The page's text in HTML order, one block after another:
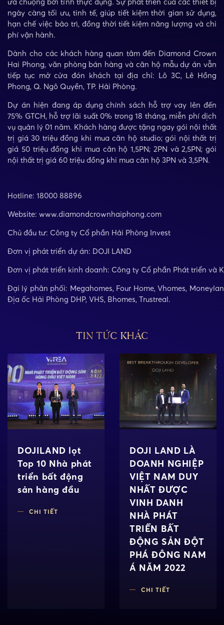
ngày càng tối ưu, tinh tế, giúp tiết kiệm thời gian sử dụng,
hạn chế việc bảo trì, đồng thời tiết kiệm năng lượng và chi
phí vận hành.
Dành cho các khách hàng quan tâm đến Diamond Crown
Hai Phong, văn phòng bán hàng và căn hộ mẫu dự án vẫn
tiếp tục mở cửa đón khách tại địa chỉ: Lô 3C, Lê Hồng
Phong, Q. Ngô Quyền, TP. Hải Phòng.
Dự án hiện đang áp dụng chính sách hỗ trợ vay lên đến
75% GTCH, hỗ trợ lãi suất 0% trong 18 tháng, miễn phí dịch
vụ quản lý 01 năm. Khách hàng được tặng ngay gói nội thất
trị giá 30 triệu đồng khi mua căn hộ studio; gói nội thất trị
giá 50 triệu đồng khi mua căn hộ 1,5PN; 2PN và 2,5PN; gói
nội thất trị giá 60 triệu đồng khi mua căn hộ 3PN và 3,5PN.
Hotline: 18000 88896
Website: www.diamondcrownhaiphong.com
Chủ đầu tư: Công ty Cổ phần Hải Phòng Invest
Đơn vị phát triển dự án: DOJI LAND
Đơn vị phát triển kinh doanh: Công ty Cổ phần Phát triển và
Đại lý phân phối: Megahomes, Four Home, Vhomes,
Địa ốc Hải Phòng DHP, VHS, Bhomes, Trustreal.
TIN TỨC KHÁC
DOJILAND lọt
Top 10 Nhà phát
triển bất động
sản hàng đầu
CHI TIẾT
DOJI LAND LÀ
DOANH NGHIỆP
VIỆT NAM DUY
NHẤT ĐƯỢC
VINH DANH
NHÀ PHÁT
TRIỂN BẤT
ĐỘNG SẢN ĐỘT
PHÁ ĐÔNG NAM
Á NĂM 2022
CHI TIẾT